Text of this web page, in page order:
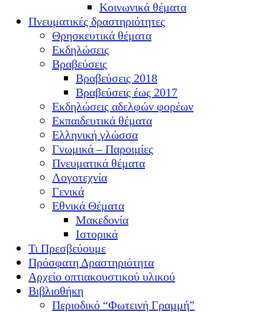
Κοινωνικά θέματα
Πνευματικές δραστηριότητες
Θρησκευτικά θέματα
Εκδηλώσεις
Βραβεύσεις
Βραβεύσεις 2018
Βραβεύσεις έως 2017
Εκδηλώσεις αδελφών φορέων
Εκπαιδευτικά θέματα
Ελληνική γλώσσα
Γνωμικά – Παροιμίες
Πνευματικά θέματα
Λογοτεχνία
Γενικά
Εθνικά Θέματα
Μακεδονία
Ιστορικά
Τι Πρεσβεύουμε
Πρόσφατη Δραστηριότητα
Αρχείο οπτιακουστικού υλικού
Βιβλιοθήκη
Περιοδικό “Φωτεινή Γραμμή”